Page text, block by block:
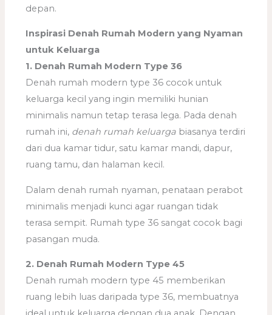
depan.
Inspirasi Denah Rumah Modern yang Nyaman
untuk Keluarga
1. Denah Rumah Modern Type 36
Denah rumah modern type 36 cocok untuk
keluarga kecil yang ingin memiliki hunian
minimalis namun tetap terasa lega. Pada denah
rumah ini, denah rumah keluarga biasanya terdiri
dari dua kamar tidur, satu kamar mandi, dapur,
ruang tamu, dan halaman kecil.
Dalam denah rumah nyaman, penataan perabot
minimalis menjadi kunci agar ruangan tidak
terasa sempit. Rumah type 36 sangat cocok bagi
pasangan muda.
2. Denah Rumah Modern Type 45
Denah rumah modern type 45 memberikan
ruang lebih luas daripada type 36, membuatnya